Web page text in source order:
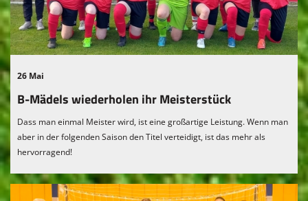
26 Mai
B-Mädels wiederholen ihr Meisterstück
Dass man einmal Meister wird, ist eine großartige Leistung. Wenn man
aber in der folgenden Saison den Titel verteidigt, ist das mehr als
hervorragend!